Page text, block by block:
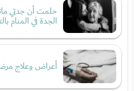
حلمت أن جدتي
الجدة في المنام
أعراض وعلاج